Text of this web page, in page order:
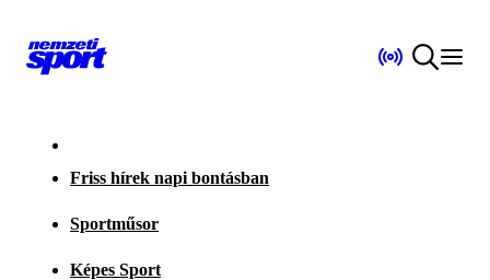
Friss hírek napi bontásban
Sportműsor
Képes Sport